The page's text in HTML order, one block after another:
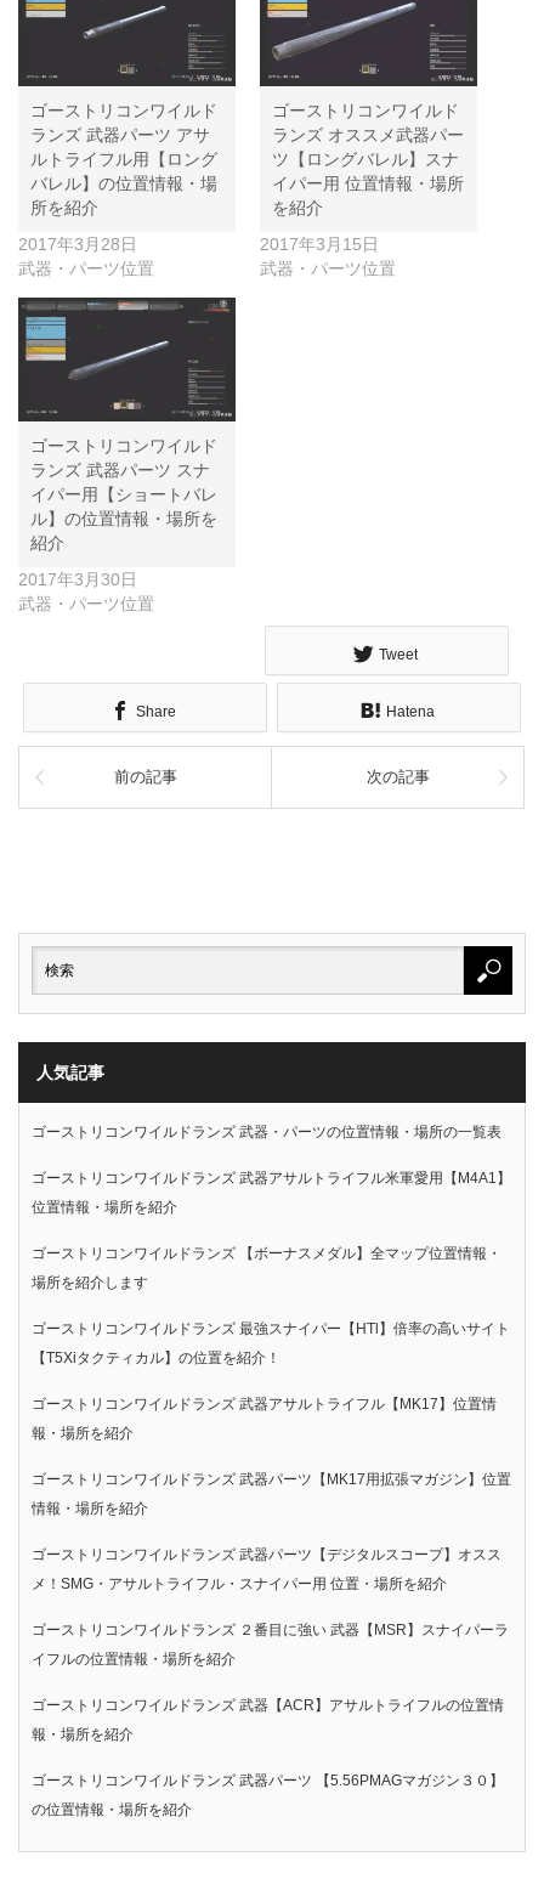
ゴーストリコンワイルド
ランズ 武器パーツ アサ
ルトライフル用【ロング
バレル】の位置情報・場
所を紹介
2017年3月28日
武器・パーツ位置
ゴーストリコンワイルド
ランズ オススメ武器パー
ツ【ロングバレル】スナ
イパー用 位置情報・場所
を紹介
2017年3月15日
武器・パーツ位置
ゴーストリコンワイルド
ランズ 武器パーツ スナ
イパー用【ショートバレ
ル】の位置情報・場所を
紹介
2017年3月30日
武器・パーツ位置
Tweet
Share Hatena
前の記事 次の記事
人気記事
ゴーストリコンワイルドランズ 武器・パーツの位置情報・場所の一覧表
ゴーストリコンワイルドランズ 武器アサルトライフル米軍愛用【M4A1】
位置情報・場所を紹介
ゴーストリコンワイルドランズ 【ボーナスメダル】全マップ位置情報・
場所を紹介します
ゴーストリコンワイルドランズ 最強スナイパー【HTl】倍率の高いサイト
【T5Xiタクティカル】の位置を紹介！
ゴーストリコンワイルドランズ 武器アサルトライフル【MK17】位置情
報・場所を紹介
ゴーストリコンワイルドランズ 武器パーツ【MK17用拡張マガジン】位置
情報・場所を紹介
ゴーストリコンワイルドランズ 武器パーツ【デジタルスコープ】オスス
メ！SMG・アサルトライフル・スナイパー用 位置・場所を紹介
ゴーストリコンワイルドランズ ２番目に強い 武器【MSR】スナイパーラ
イフルの位置情報・場所を紹介
ゴーストリコンワイルドランズ 武器【ACR】アサルトライフルの位置情
報・場所を紹介
ゴーストリコンワイルドランズ 武器パーツ 【5.56PMAGマガジン３０】
の位置情報・場所を紹介